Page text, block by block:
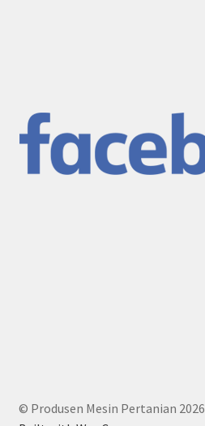
© Produsen Mesin Pertanian 2026